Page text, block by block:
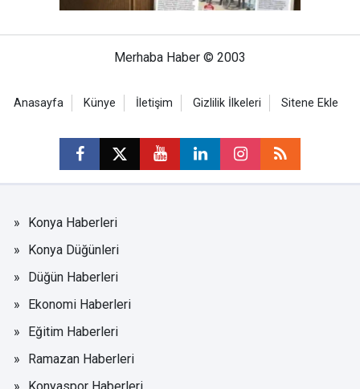
Merhaba Haber © 2003
Anasayfa Künye İletişim Gizlilik İlkeleri Sitene Ekle
Konya Haberleri
Konya Düğünleri
Düğün Haberleri
Ekonomi Haberleri
Eğitim Haberleri
Ramazan Haberleri
Konyaspor Haberleri